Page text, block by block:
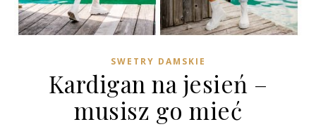
SWETRY DAMSKIE
Kardigan na jesień –
musisz go mieć